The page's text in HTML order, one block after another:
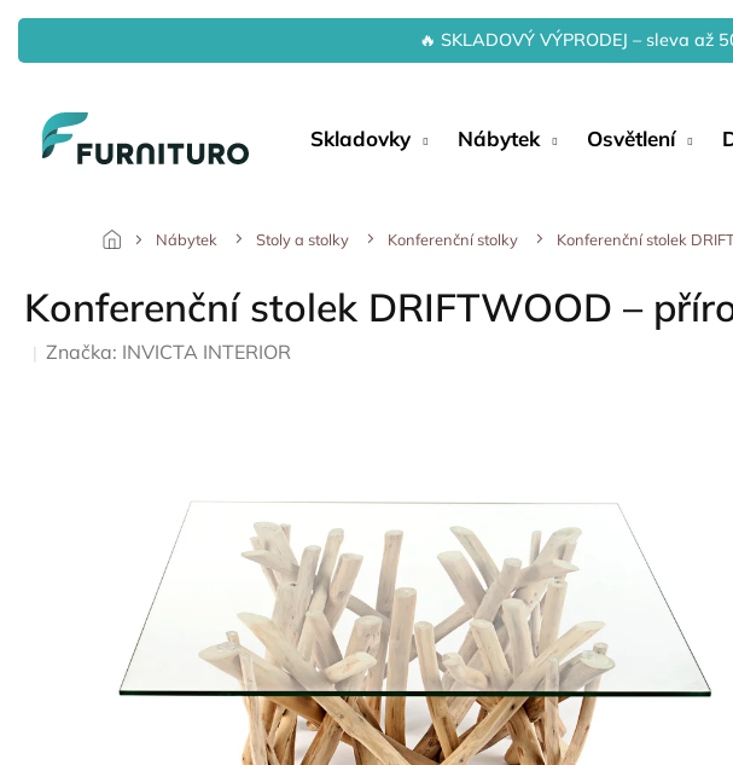
Přejít
obsah
🔥 SKLADOVÝ VÝPRODEJ – sleva
Skladovky Nábytek Osvětlení
Nábytek Stoly a stolky Konferenční stolky Konferenční stolek
Konferenční stolek DRIFTWOOD –
Značka: INVICTA INTERIOR